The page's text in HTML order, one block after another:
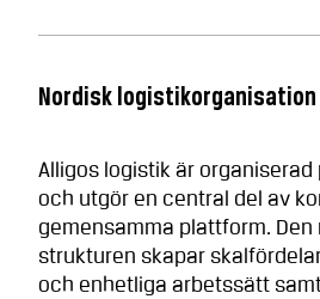
Nordisk logistikorganisation
Alligos logistik är organiserad
och utgör en central del av
gemensamma plattform. Den
strukturen skapar
och enhetliga arbetssätt